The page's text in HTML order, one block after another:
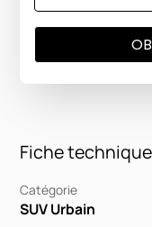
Fiche technique
Catégorie
SUV Urbain